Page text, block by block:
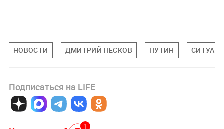
НОВОСТИ ДМИТРИЙ ПЕСКОВ ПУТИН
Подписаться на LIFE
1